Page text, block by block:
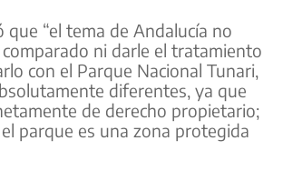
que “el tema de Andalucía no
ni darle el tratamiento
con el Parque Nacional Tunari,
diferentes, ya que
de derecho propietario;
parque es una zona protegida